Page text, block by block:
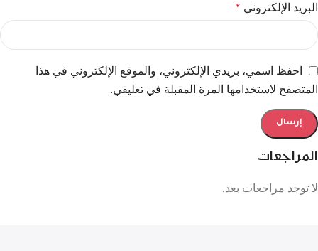
المراجعات
لا توجد مراجعات بعد.
البريد الإلكتروني *
احفظ اسمي، بريدي الإلكتروني، والموقع الإلكتروني في هذا
المتصفح لاستخدامها المرة المقبلة في تعليقي.